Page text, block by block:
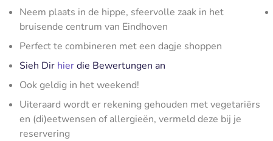
Neem plaats in de hippe, sfeervolle zaak in het
bruisende centrum van Eindhoven
Perfect te combineren met een dagje shoppen
Sieh Dir hierdie Bewertungen an
Ook geldig in het weekend!
Uiteraard wordt er rekening gehouden met vegetariërs
en (di)eetwensen of allergieën, vermeld deze bij je
reservering